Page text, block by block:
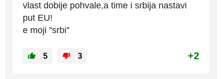
vlast dobije pohvale,a time i srbija nastavi
put EU!
e moji ''srbi''
5 3 +2